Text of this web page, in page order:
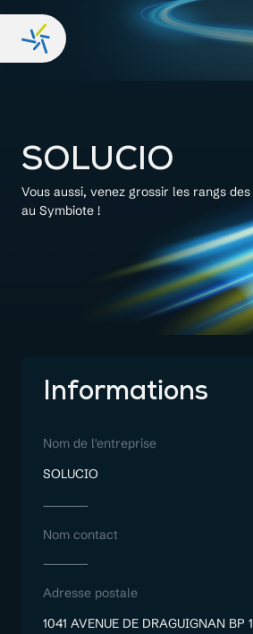
SOLUCIO
Vous aussi, venez grossir les rangs
au Symbiote !
Informations
Nom de l'entreprise
SOLUCIO
Nom contact
Adresse postale
1041 AVENUE DE DRAGUIGNAN BP